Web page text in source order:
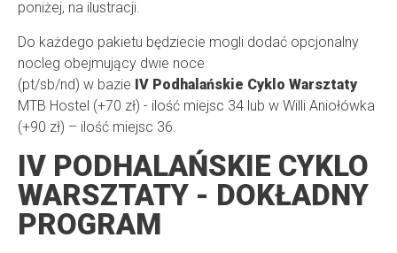
poniżej, na ilustracji.
Do każdego pakietu będziecie mogli dodać opcjonalny
nocleg obejmujący dwie noce
(pt/sb/nd) w bazie IV Podhalańskie Cyklo Warsztaty
MTB Hostel (+70 zł) - ilość miejsc 34 lub w Willi Aniołówka
(+90 zł) – ilość miejsc 36.
IV PODHALAŃSKIE CYKLO
WARSZTATY - DOKŁADNY
PROGRAM